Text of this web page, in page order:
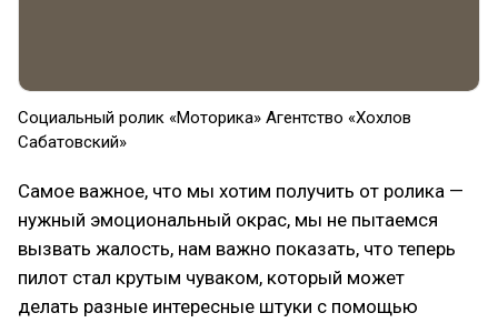
Социальный ролик «Моторика» Агентство «Хохлов
Сабатовский»
Самое важное, что мы хотим получить от ролика —
нужный эмоциональный окрас, мы не пытаемся
вызвать жалость, нам важно показать, что теперь
пилот стал крутым чуваком, который может
делать разные интересные штуки с помощью